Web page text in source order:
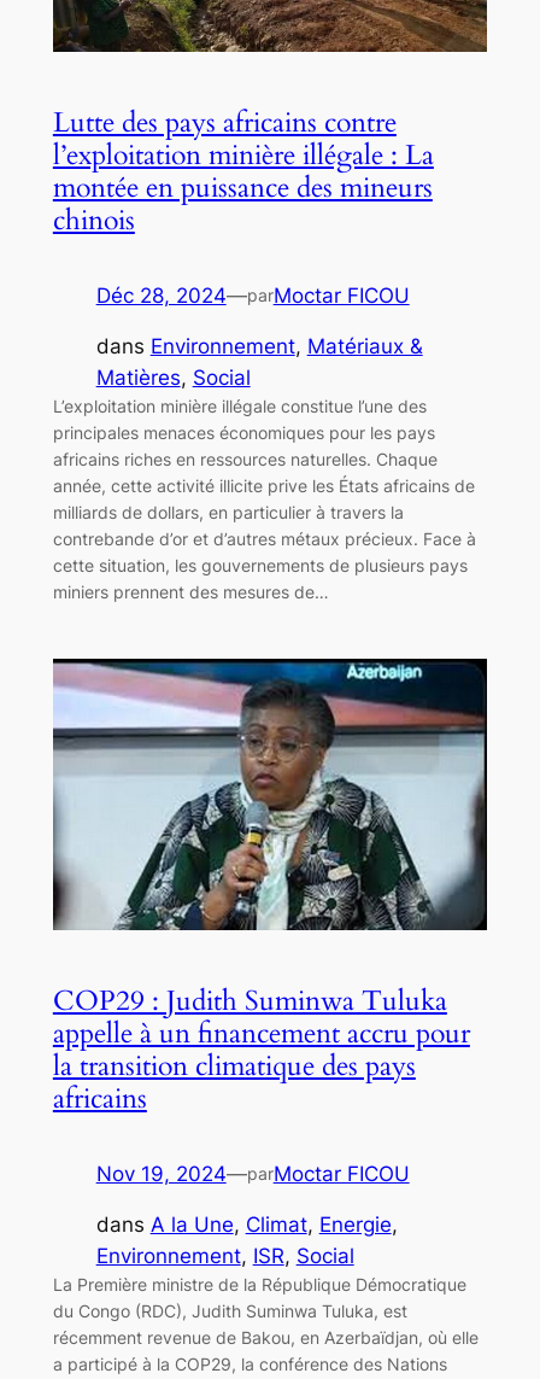
Lutte des pays africains contre
l’exploitation minière illégale : La
montée en puissance des mineurs
chinois
Déc 28, 2024—parMoctar FICOU
dans Environnement, Matériaux &
Matières, Social
L’exploitation minière illégale constitue l’une des
principales menaces économiques pour les pays
africains riches en ressources naturelles. Chaque
année, cette activité illicite prive les États africains de
milliards de dollars, en particulier à travers la
contrebande d’or et d’autres métaux précieux. Face à
cette situation, les gouvernements de plusieurs pays
miniers prennent des mesures de…
COP29 : Judith Suminwa Tuluka
appelle à un financement accru pour
la transition climatique des pays
africains
Nov 19, 2024—parMoctar FICOU
dans A la Une, Climat, Energie
Environnement, ISR, Social
La Première ministre de la République Démocratique
du Congo (RDC), Judith Suminwa Tuluka, est
récemment revenue de Bakou, en Azerbaïdjan, où elle
a participé à la COP29, la conférence des Nations